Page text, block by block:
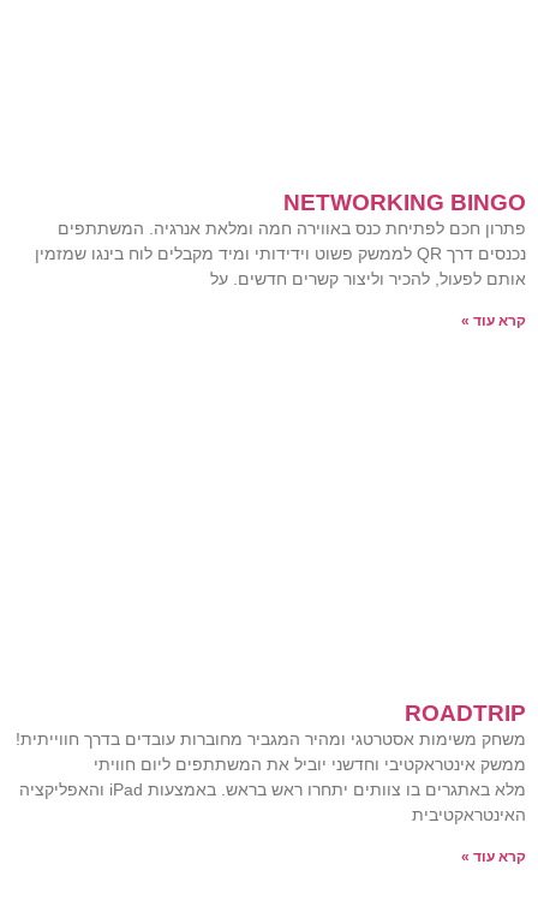
NETWORKING BINGO
פתרון חכם לפתיחת כנס באווירה חמה ומלאת אנרגיה. המשתתפים
נכנסים דרך QR לממשק פשוט וידידותי ומיד מקבלים לוח בינגו שמזמין
אותם לפעול, להכיר וליצור קשרים חדשים. על
קרא עוד »
ROADTRIP
משחק משימות אסטרטגי ומהיר המגביר מחוברות עובדים בדרך חווייתית!
ממשק אינטראקטיבי וחדשני יוביל את המשתתפים ליום חוויתי
מלא באתגרים בו צוותים יתחרו ראש בראש. באמצעות iPad והאפליקציה
האינטראקטיבית
קרא עוד »